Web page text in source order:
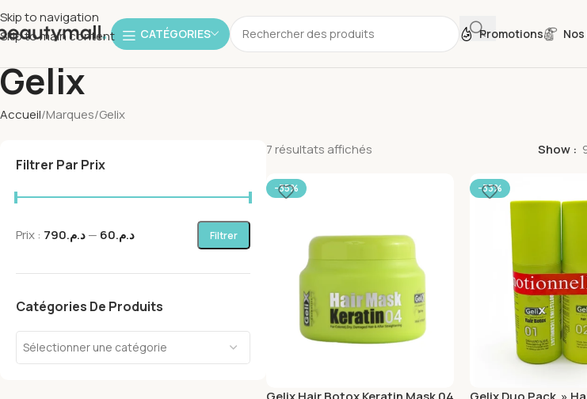
Skip to navigation
Skip to main content
CATÉGORIES Promotions
Gelix
Accueil Marques Gelix
Filtrer Par Prix
Filtrer
Prix : د.م.60 —د.م.790
Catégories De Produits
Sélectionner une catégorie
7 résultats affichés Show
-35% -33%